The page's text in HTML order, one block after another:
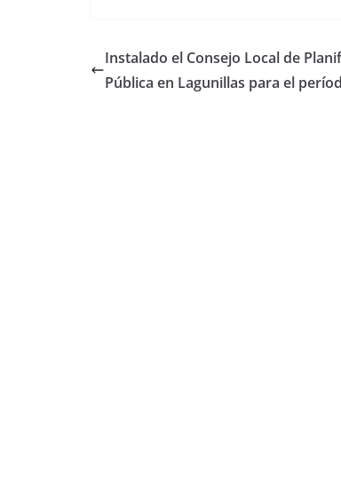
Instalado el Consejo Local de
Pública en Lagunillas para el